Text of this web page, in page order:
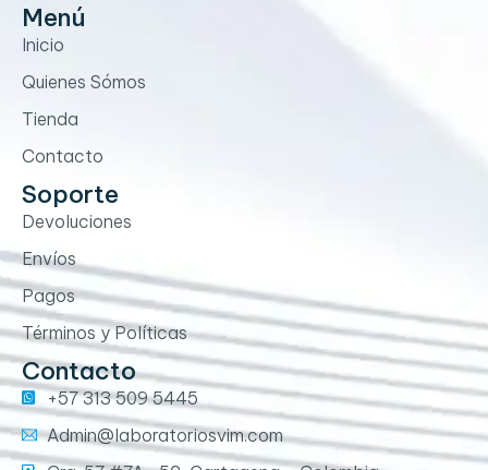
Menú
Inicio
Quienes Sómos
Tienda
Contacto
Soporte
Devoluciones
Envíos
Pagos
Términos y Políticas
Contacto
+57 313 509 5445
Admin@laboratoriosvim.com